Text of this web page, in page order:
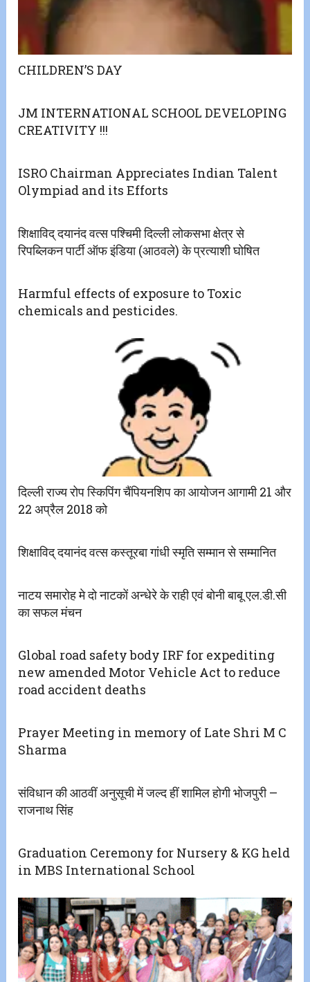
CHILDREN’S DAY
JM INTERNATIONAL SCHOOL DEVELOPING
CREATIVITY !!!
ISRO Chairman Appreciates Indian Talent
Olympiad and its Efforts
शिक्षाविद् दयानंद वत्स पश्चिमी दिल्ली लोकसभा क्षेत्र से
रिपब्लिकन पार्टी ऑफ इंडिया (आठवले) के प्रत्याशी घोषित
Harmful effects of exposure to Toxic
chemicals and pesticides.
दिल्ली राज्य रोप स्किपिंग चैंपियनशिप का आयोजन आगामी 21 और
22 अप्रैल 2018 को
शिक्षाविद् दयानंद वत्स कस्तूरबा गांधी स्मृति सम्मान से सम्मानित
नाटय समारोह मे दो नाटकों अन्धेरे के राही एवं बोनी बाबू एल.डी.सी
का सफल मंचन
Global road safety body IRF for expediting
new amended Motor Vehicle Act to reduce
road accident deaths
Prayer Meeting in memory of Late Shri M C
Sharma
संविधान की आठवीं अनुसूची में जल्द हीं शामिल होगी भोजपुरी –
राजनाथ सिंह
Graduation Ceremony for Nursery & KG held
in MBS International School